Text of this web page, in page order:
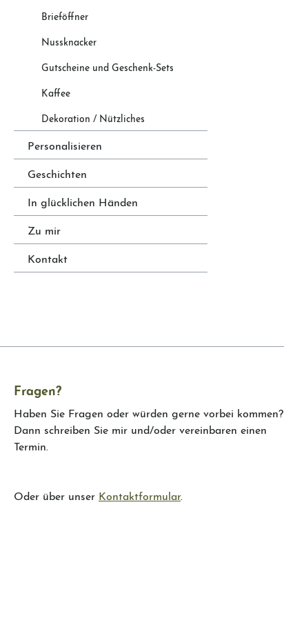
Brieföffner
Nussknacker
Gutscheine und Geschenk-Sets
Kaffee
Dekoration / Nützliches
Personalisieren
Geschichten
In glücklichen Händen
Zu mir
Kontakt
Fragen?
Haben Sie Fragen oder würden gerne vorbei kommen?
Dann schreiben Sie mir und/oder vereinbaren einen
Termin.
Oder über unser Kontaktformular.